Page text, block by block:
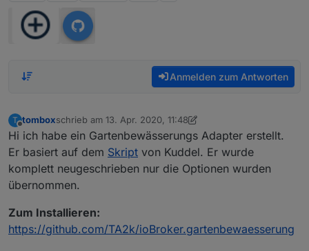
Anmelden zum Antworten
T
Offline
tomboxschrieb am 13. Apr. 2020, 11:48
zuletzt editiert von tombox 6. März 2021, 23:00
Hi ich habe ein Gartenbewässerungs Adapter erstellt.
Er basiert auf dem Skript von Kuddel. Er wurde
komplett neugeschrieben nur die Optionen wurden
übernommen.
Zum Installieren:
https://github.com/TA2k/ioBroker.gartenbewaesserung